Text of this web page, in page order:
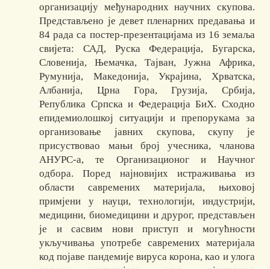
организацију међународних научних скупова.
Представљено је девет пленарних предавања и
84 рада са постер-презентацијама из 16 земаља
свијета: САД, Руска Федерација, Бугарска,
Словенија, Њемачка, Тајван, Јужна Африка,
Румунија, Македонија, Украјина, Хрватска,
Албанија, Црна Гора, Грузија, Србија,
Република Српска и Федерација БиХ. Сходно
епидемиолошкој ситуацији и препорукама за
организовање јавних скупова, скупу је
присуствовао мањи број учесника, чланова
АНУРС-а, те Организационог и Научног
одбора. Поред најновијих истраживања из
области савремених материјала, њиховој
примјени у науци, технологији, индустрији,
медицини, биомедицини и друрог, представљен
је и сасвим нови приступ и могућности
укључивања употребе савремених материјала
код појаве пандемије вируса корона, као и улога